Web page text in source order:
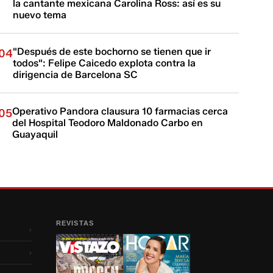
la cantante mexicana Carolina Ross: así es su
nuevo tema
"Después de este bochorno se tienen que ir
todos": Felipe Caicedo explota contra la
dirigencia de Barcelona SC
Operativo Pandora clausura 10 farmacias cerca
del Hospital Teodoro Maldonado Carbo en
Guayaquil
›
›
REVISTAS